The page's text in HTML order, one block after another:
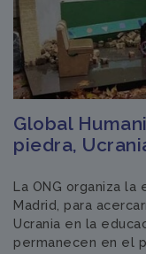
Global
piedra,
La ONG organiza la
Madrid, para
Ucrania en la
permanecen en el